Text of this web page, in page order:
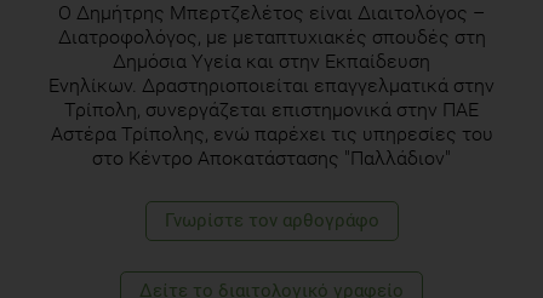
Ο Δημήτρης Μπερτζελέτος είναι Διαιτολόγος –
Διατροφολόγος, με μεταπτυχιακές σπουδές στη
Δημόσια Υγεία και στην Εκπαίδευση
Ενηλίκων. Δραστηριοποιείται επαγγελματικά στην
Τρίπολη, συνεργάζεται επιστημονικά στην ΠΑΕ
Αστέρα Τρίπολης, ενώ παρέχει τις υπηρεσίες του
στο Κέντρο Αποκατάστασης "Παλλάδιον"
Γνωρίστε τoν αρθογράφο
Δείτε το διαιτολογικό γραφείο